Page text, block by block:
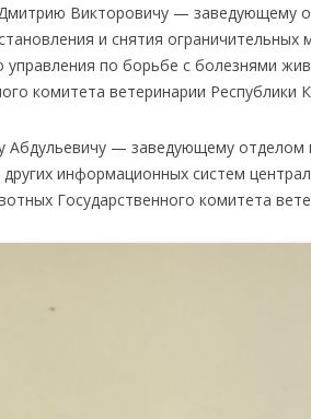
Викторовичу — заведующему
и снятия ограничительных
управления по борьбе с болезнями
комитета ветеринарии Республики
Абдульевичу — заведующему
информационных систем
Государственного комитета